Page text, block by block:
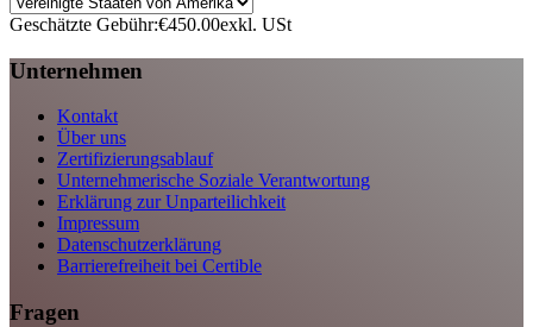
Geschätzte Gebühr:€450.00exkl. USt
Unternehmen
Kontakt
Über uns
Zertifizierungsablauf
Unternehmerische Soziale Verantwortung
Erklärung zur Unparteilichkeit
Impressum
Datenschutzerklärung
Barrierefreiheit bei Certible
Fragen